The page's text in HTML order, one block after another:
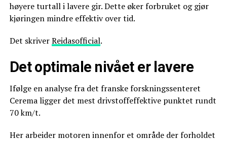
høyere turtall i lavere gir. Dette øker forbruket og gjør
kjøringen mindre effektiv over tid.
Det skriverReidasofficial.
Det optimale nivået er lavere
Ifølge en analyse fra det franske forskningssenteret
Cerema ligger det mest drivstoffeffektive punktet rundt
70 km/t.
Her arbeider motoren innenfor et område der forholdet